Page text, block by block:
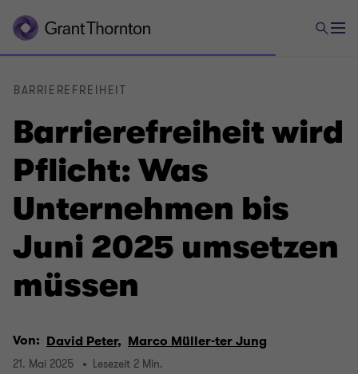
Barrierefreiheit wird
Pflicht: Was
Unternehmen bis
Juni 2025 umsetzen
müssen
BARRIEREFREIHEIT
Von: David Peter, Marco Müller-ter Jung
21. Mai 2025 Lesezeit 2 Min.